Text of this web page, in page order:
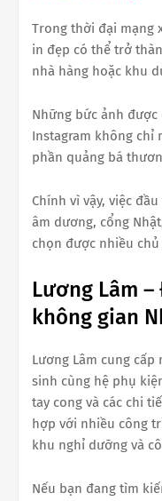
Trong thời đại mạng
in đẹp có thể trở
nhà hàng hoặc khu
Những bức ảnh được
Instagram không chỉ
phần quảng bá
Chính vì vậy, việc
âm dương, cổng
chọn được nhiều
Lương Lâm
không gian
Lương Lâm cung cấp
sinh cùng hệ phụ
tay cong và các chi
hợp với nhiều công
khu nghỉ dưỡng và
Nếu bạn đang tìm